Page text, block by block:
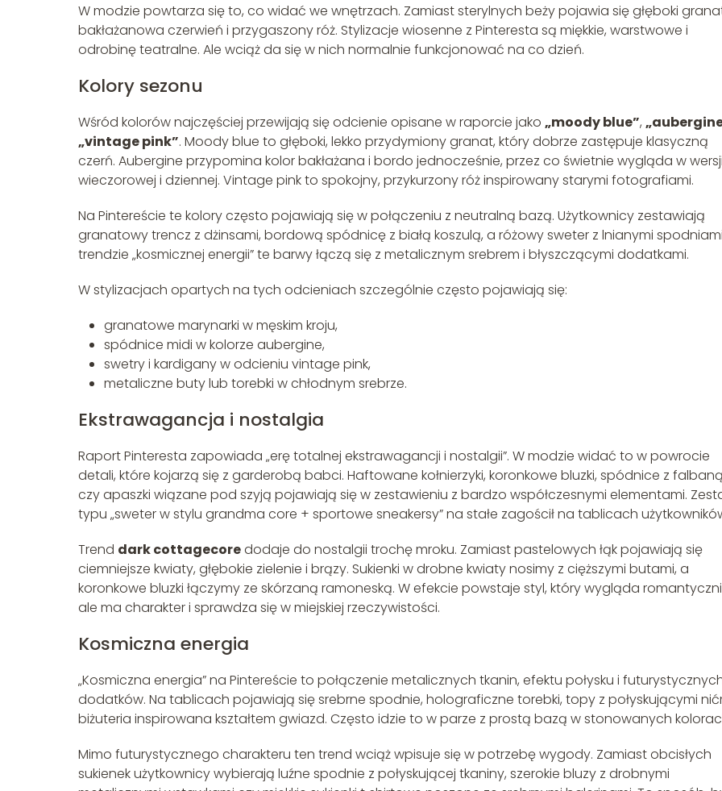
W modzie powtarza się to, co widać we wnętrzach. Zamiast sterylnych beży pojawia się głęboki
bakłażanowa czerwień i przygaszony róż. Stylizacje wiosenne z Pinteresta są miękkie, warstwowe i
odrobinę teatralne. Ale wciąż da się w nich normalnie funkcjonować na co dzień.
Kolory sezonu
Wśród kolorów najczęściej przewijają się odcienie opisane w raporcie jako „moody blue”,
„vintage pink”. Moody blue to głęboki, lekko przydymiony granat, który dobrze zastępuje klasyczną
czerń. Aubergine przypomina kolor bakłażana i bordo jednocześnie, przez co świetnie wygląda w wersji
wieczorowej i dziennej. Vintage pink to spokojny, przykurzony róż inspirowany starymi fotografiami.
Na Pintereście te kolory często pojawiają się w połączeniu z neutralną bazą. Użytkownicy zestawiają
granatowy trencz z dżinsami, bordową spódnicę z białą koszulą, a różowy sweter z lnianymi
trendzie „kosmicznej energii” te barwy łączą się z metalicznym srebrem i błyszczącymi dodatkami.
W stylizacjach opartych na tych odcieniach szczególnie często pojawiają się:
granatowe marynarki w męskim kroju,
spódnice midi w kolorze aubergine,
swetry i kardigany w odcieniu vintage pink,
metaliczne buty lub torebki w chłodnym srebrze.
Ekstrawagancja i nostalgia
Raport Pinteresta zapowiada „erę totalnej ekstrawagancji i nostalgii”. W modzie widać to w powrocie
detali, które kojarzą się z garderobą babci. Haftowane kołnierzyki, koronkowe bluzki, spódnice z falbaną
czy apaszki wiązane pod szyją pojawiają się w zestawieniu z bardzo współczesnymi elementami.
typu „sweter w stylu grandma core + sportowe sneakersy” na stałe zagościł na tablicach
Trend dark cottagecoredodaje do nostalgii trochę mroku. Zamiast pastelowych łąk pojawiają się
ciemniejsze kwiaty, głębokie zielenie i brązy. Sukienki w drobne kwiaty nosimy z cięższymi butami, a
koronkowe bluzki łączymy ze skórzaną ramoneską. W efekcie powstaje styl, który wygląda
ale ma charakter i sprawdza się w miejskiej rzeczywistości.
Kosmiczna energia
„Kosmiczna energia” na Pintereście to połączenie metalicznych tkanin, efektu połysku i
dodatków. Na tablicach pojawiają się srebrne spodnie, holograficzne torebki, topy z połyskującymi
biżuteria inspirowana kształtem gwiazd. Często idzie to w parze z prostą bazą w stonowanych
Mimo futurystycznego charakteru ten trend wciąż wpisuje się w potrzebę wygody. Zamiast obcisłych
sukienek użytkownicy wybierają luźne spodnie z połyskującej tkaniny, szerokie bluzy z drobnymi